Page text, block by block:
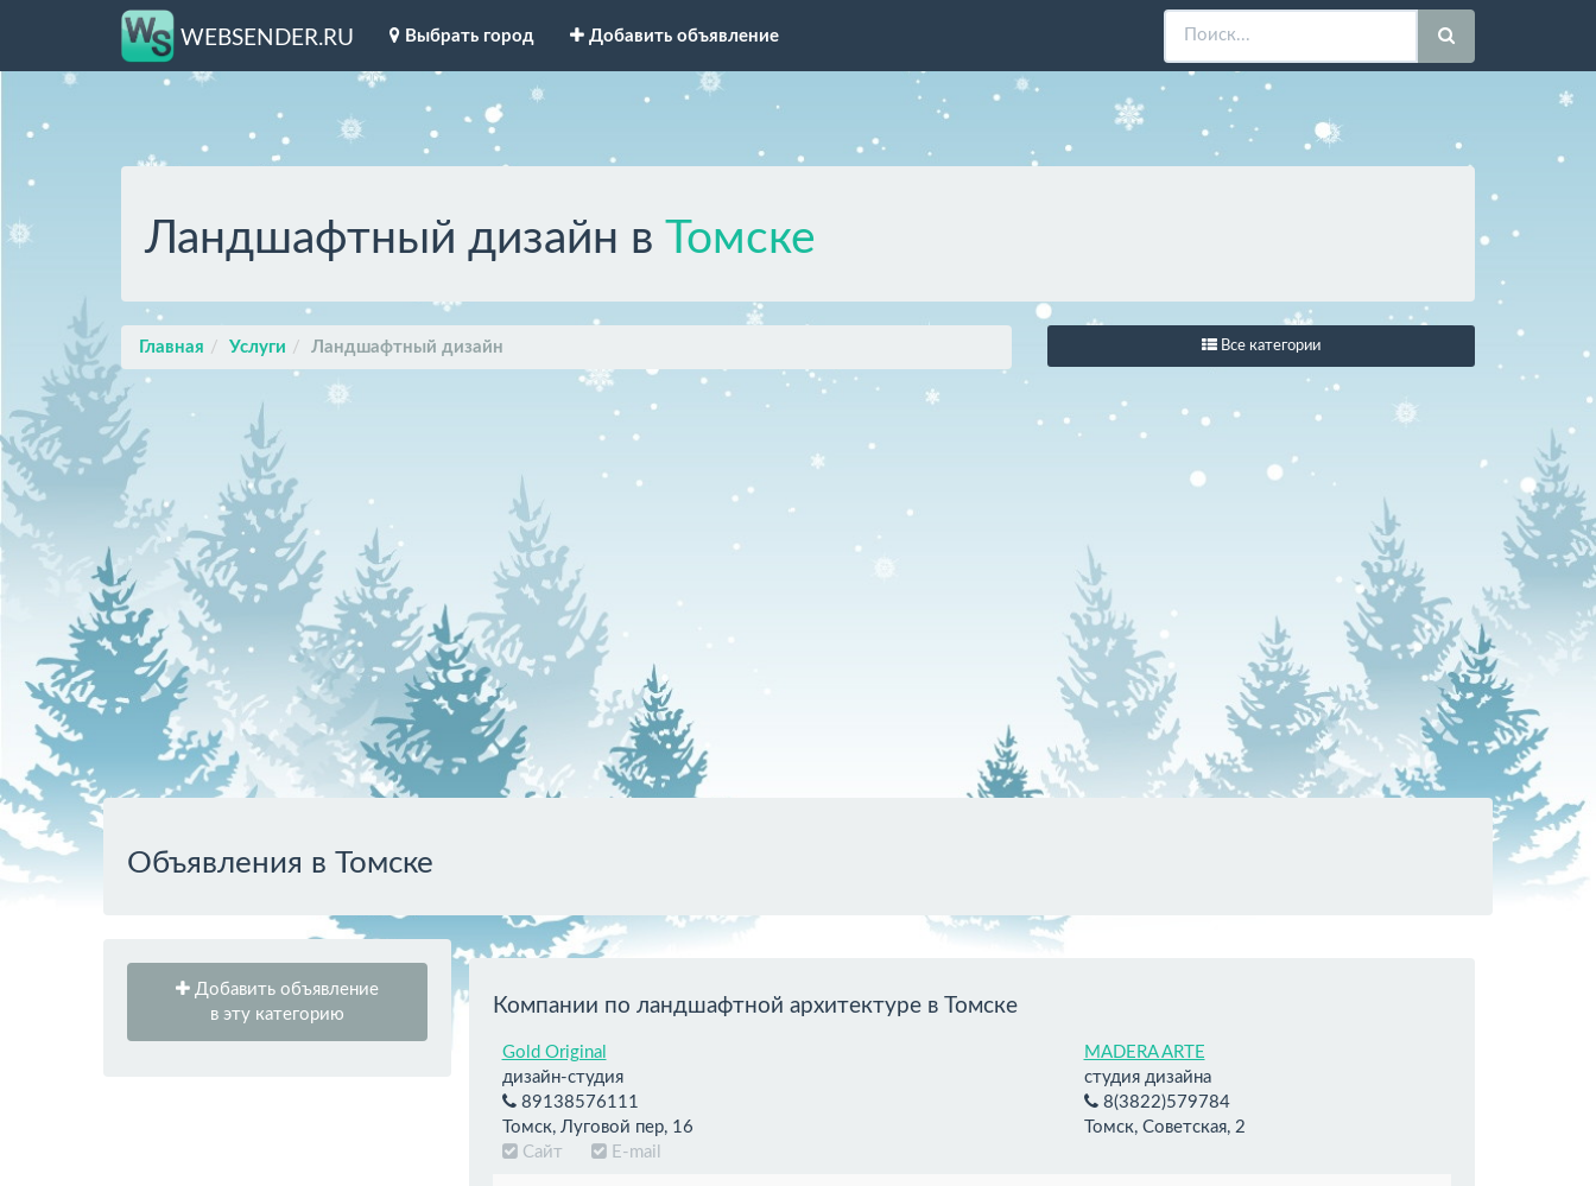
WEBSENDER.RU Выбрать город Добавить объявление
Ландшафтный дизайн в Томске
Главная Услуги Ландшафтный дизайн Все категории
Объявления в Томске
Добавить объявление
в эту категорию
Компании по ландшафтной архитектуре в Томске
Gold Original
дизайн-студия
89138576111
Томск, Луговой пер, 16
Сайт
E-mail
MADERA ARTE
студия дизайна
8(3822)579784
Томск, Советская, 2